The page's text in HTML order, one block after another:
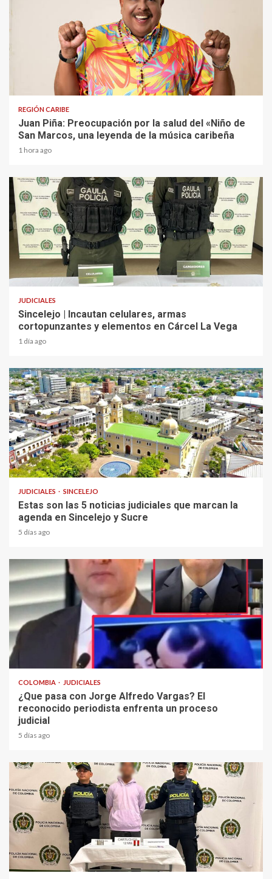
4 min read
REGIÓN CARIBE
Juan Piña: Preocupación por la salud del «Niño de
San Marcos, una leyenda de la música caribeña
1 hora ago
2 min read
JUDICIALES
Sincelejo | Incautan celulares, armas
cortopunzantes y elementos en Cárcel La Vega
1 día ago
2 min read
JUDICIALES SINCELEJO
Estas son las 5 noticias judiciales que marcan la
agenda en Sincelejo y Sucre
5 días ago
COLOMBIA JUDICIALES
¿Que pasa con Jorge Alfredo Vargas? El
reconocido periodista enfrenta un proceso
judicial
5 días ago
1 min read